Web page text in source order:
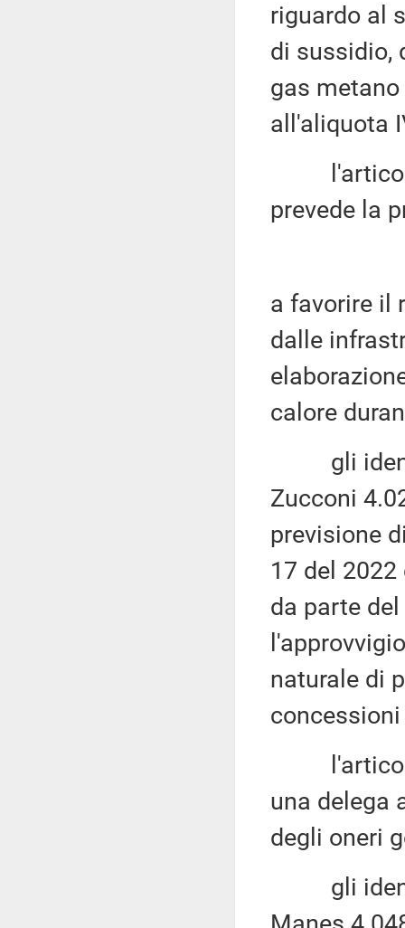
riguardo al
di sussidio,
gas
all'aliquota
l'articolo
prevede la
a favorire il
dalle
calore
gli
Zucconi
previsione
17 del
da parte del
naturale di
l'articolo
una delega
degli oneri
gli